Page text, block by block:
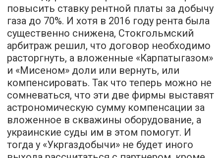
повысить ставку рентной платы за добычу
газа до 70%. И хотя в 2016 году рента была
существенно снижена, Стокгольмский
арбитраж решил, что договор необходимо
расторгнуть, а вложенные «Карпатыгазом»
и «Мисеном» доли или вернуть, или
компенсировать. Так что теперь можно не
сомневаться, что эти две фирмы выставят
астрономическую сумму компенсации за
вложенное в скважины оборудование, а
украинские суды им в этом помогут. И
тогда у «Укргаздобычи» не будет иного